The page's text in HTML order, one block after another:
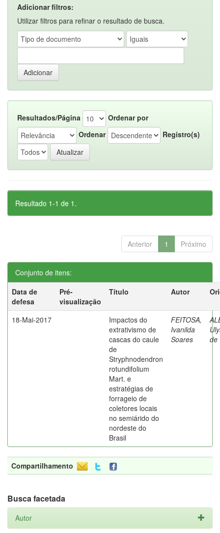
Adicionar filtros:
Utilizar filtros para refinar o resultado de busca.
Resultados/Página
Ordenar por
Ordenar
Registro(s)
Resultado 1-1 de 1.
Anterior 1 Próximo
Conjunto de itens:
Data de
defesa
Pré-
visualização
Título Autor
18-Mai-2017
Impactos do
extrativismo de
cascas do caule
de
Stryphnodendron
rotundifolium
Mart. e
estratégias de
forrageio de
coletores locais
no semiárido do
nordeste do
Brasil
FEITOSA,
Ivanilda
Soares
de
Compartilhamento
Busca facetada
Autor